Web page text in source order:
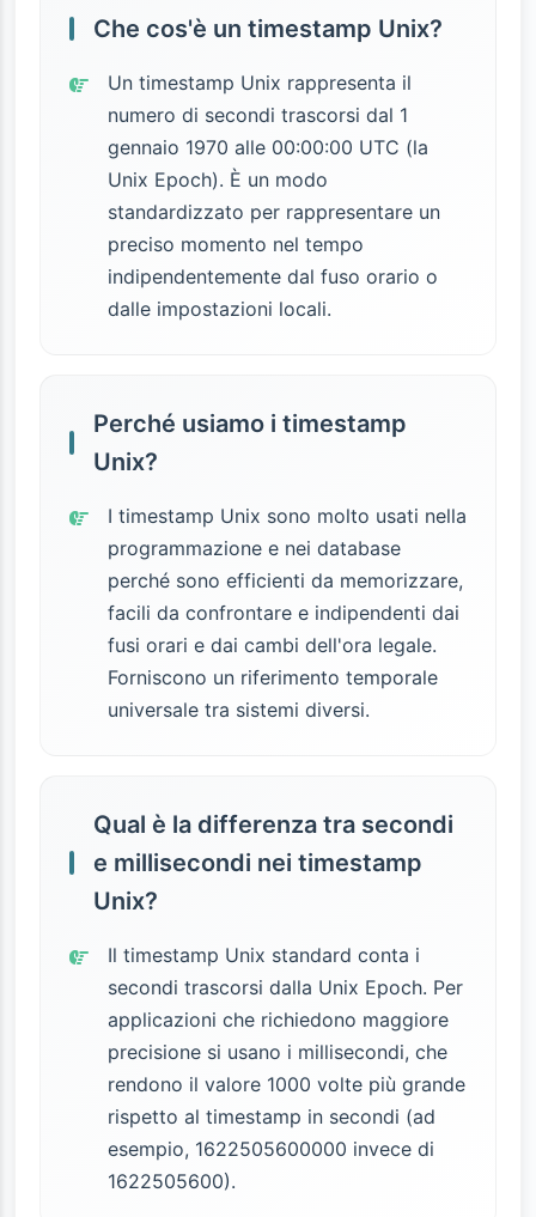
Che cos'è un timestamp Unix?
Un timestamp Unix rappresenta il
numero di secondi trascorsi dal 1
gennaio 1970 alle 00:00:00 UTC (la
Unix Epoch). È un modo
standardizzato per rappresentare un
preciso momento nel tempo
indipendentemente dal fuso orario o
dalle impostazioni locali.
Perché usiamo i timestamp
Unix?
I timestamp Unix sono molto usati nella
programmazione e nei database
perché sono efficienti da memorizzare,
facili da confrontare e indipendenti dai
fusi orari e dai cambi dell'ora legale.
Forniscono un riferimento temporale
universale tra sistemi diversi.
Qual è la differenza tra secondi
e millisecondi nei timestamp
Unix?
Il timestamp Unix standard conta i
secondi trascorsi dalla Unix Epoch. Per
applicazioni che richiedono maggiore
precisione si usano i millisecondi, che
rendono il valore 1000 volte più grande
rispetto al timestamp in secondi (ad
esempio, 1622505600000 invece di
1622505600).